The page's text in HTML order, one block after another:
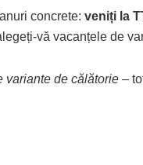
concrete: veniți la
vă vacanțele de
variante de călătorie –